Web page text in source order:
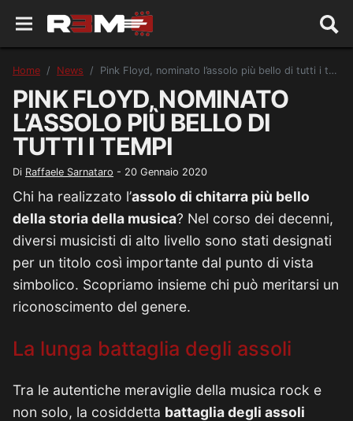
Home News Pink Floyd, nominato l’assolo più bello di tutti i tempi
PINK FLOYD, NOMINATO
L’ASSOLO PIÙ BELLO DI
TUTTI I TEMPI
Di Raffaele Sarnataro - 20 Gennaio 2020
Chi ha realizzato l’assolo di chitarra più bello
della storia della musica? Nel corso dei decenni,
diversi musicisti di alto livello sono stati designati
per un titolo così importante dal punto di vista
simbolico. Scopriamo insieme chi può meritarsi un
riconoscimento del genere.
La lunga battaglia degli assoli
Tra le autentiche meraviglie della musica rock e
non solo, la cosiddetta battaglia degli assoli